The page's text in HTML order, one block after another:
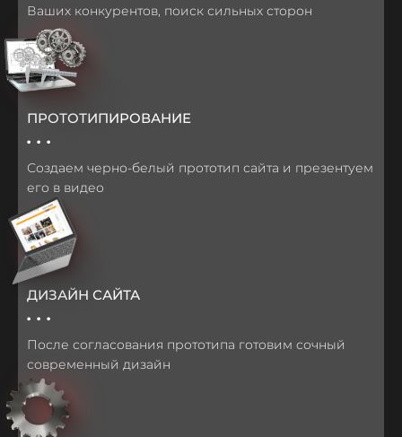
Ваших конкурентов, поиск сильных сторон
ПРОТОТИПИРОВАНИЕ
...
Создаем черно-белый прототип сайта и презентуем
его в видео
ДИЗАЙН САЙТА
...
После согласования прототипа готовим сочный
современный дизайн